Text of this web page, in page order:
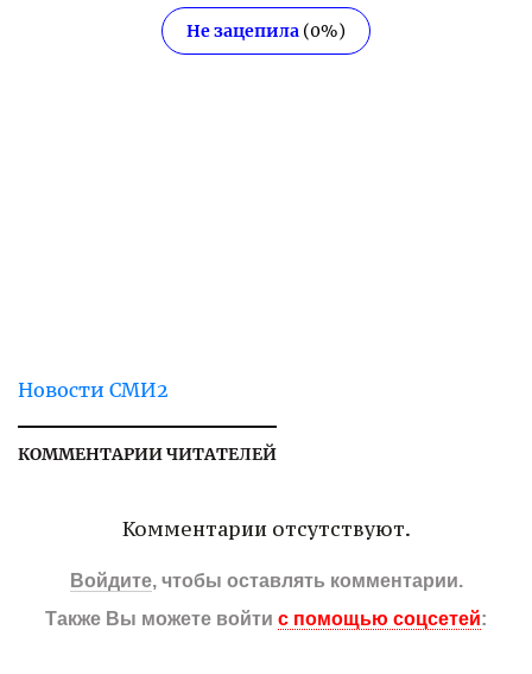
Не зацепила (0%)
Новости СМИ2
КОММЕНТАРИИ ЧИТАТЕЛЕЙ
Комментарии отсутствуют.
Войдите, чтобы оставлять комментарии.
Также Вы можете войти с помощью соцсетей: